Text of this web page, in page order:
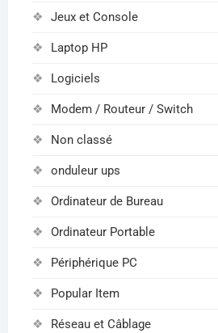
Jeux et Console
Laptop HP
Logiciels
Modem / Routeur / Switch
Non classé
onduleur ups
Ordinateur de Bureau
Ordinateur Portable
Périphérique PC
Popular Item
Réseau et Câblage